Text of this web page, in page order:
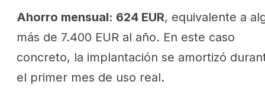
Ahorro mensual: 624 EUR, equivalente a
más de 7.400 EUR al año. En este caso
concreto, la implantación se amortizó
el primer mes de uso real.